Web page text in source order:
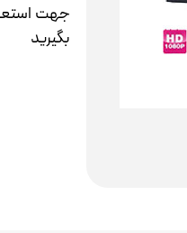
جهت
بگیرید